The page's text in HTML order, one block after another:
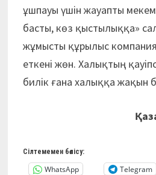
ұшпауы үшін жауапты
басты, көз қыстылыққа»
жұмысты құрылыс
еткені жөн. Халықтың
билік ғана халыққа жақын
Сілтемемен бөлісу:
WhatsApp
Telegram